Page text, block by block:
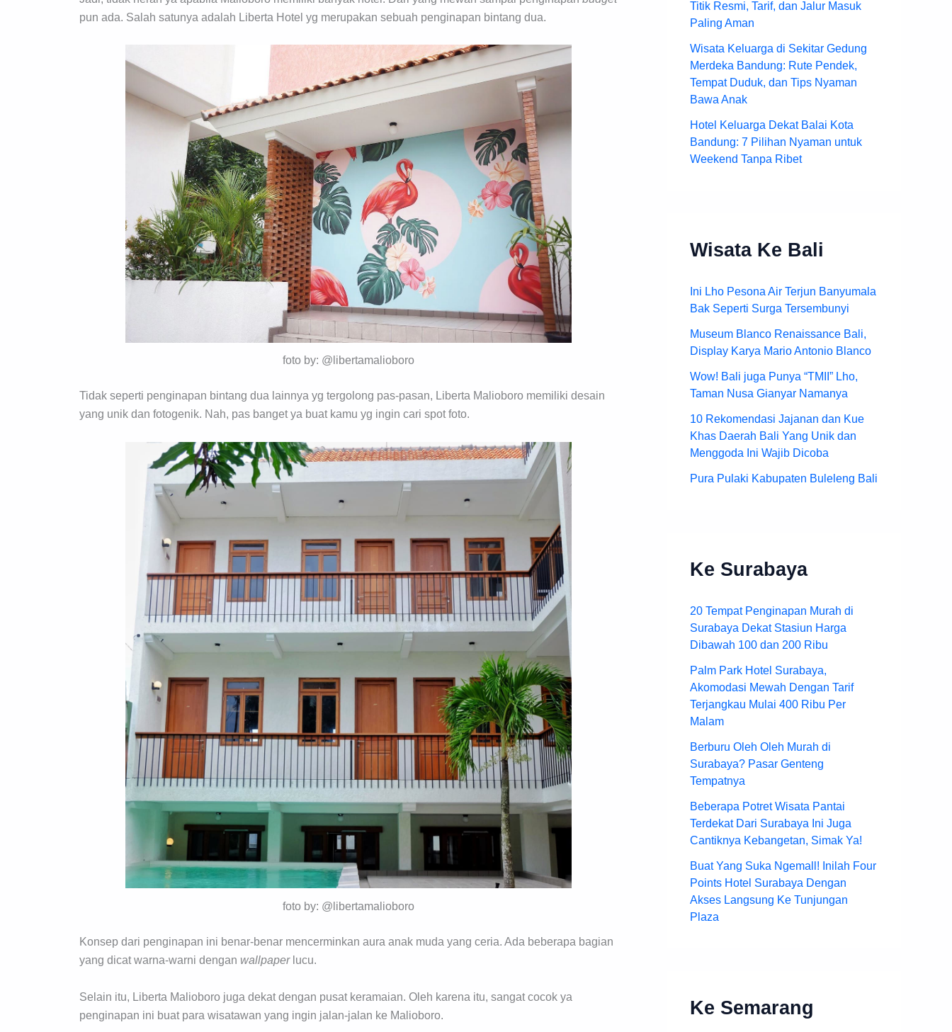
pun ada. Salah satunya adalah Liberta Hotel yg merupakan sebuah penginapan bintang dua.
foto by: @libertamalioboro
Tidak seperti penginapan bintang dua lainnya yg tergolong pas-pasan, Liberta Malioboro memiliki desain
yang unik dan fotogenik. Nah, pas banget ya buat kamu yg ingin cari spot foto.
foto by: @libertamalioboro
Konsep dari penginapan ini benar-benar mencerminkan aura anak muda yang ceria. Ada beberapa bagian
yang dicat warna-warni dengan wallpaperlucu.
Selain itu, Liberta Malioboro juga dekat dengan pusat keramaian. Oleh karena itu, sangat cocok ya
penginapan ini buat para wisatawan yang ingin jalan-jalan ke Malioboro.
Titik Resmi, Tarif, dan Jalur Masuk
Paling Aman
Wisata Keluarga di Sekitar Gedung
Merdeka Bandung: Rute Pendek,
Tempat Duduk, dan Tips Nyaman
Bawa Anak
Hotel Keluarga Dekat Balai Kota
Bandung: 7 Pilihan Nyaman untuk
Weekend Tanpa Ribet
Wisata Ke Bali
Ini Lho Pesona Air Terjun Banyumala
Bak Seperti Surga Tersembunyi
Museum Blanco Renaissance Bali,
Display Karya Mario Antonio Blanco
Wow! Bali juga Punya “TMII” Lho,
Taman Nusa Gianyar Namanya
10 Rekomendasi Jajanan dan Kue
Khas Daerah Bali Yang Unik dan
Menggoda Ini Wajib Dicoba
Pura Pulaki Kabupaten Buleleng Bali
Ke Surabaya
20 Tempat Penginapan Murah di
Surabaya Dekat Stasiun Harga
Dibawah 100 dan 200 Ribu
Palm Park Hotel Surabaya,
Akomodasi Mewah Dengan Tarif
Terjangkau Mulai 400 Ribu Per
Malam
Berburu Oleh Oleh Murah di
Surabaya? Pasar Genteng
Tempatnya
Beberapa Potret Wisata Pantai
Terdekat Dari Surabaya Ini Juga
Cantiknya Kebangetan, Simak Ya!
Buat Yang Suka Ngemall! Inilah Four
Points Hotel Surabaya Dengan
Akses Langsung Ke Tunjungan
Plaza
Ke Semarang